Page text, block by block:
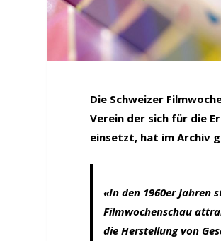
Die Schweizer
Verein der sich für die
einsetzt, hat im Archiv
«In den 1960er Jahren
Filmwochenschau
die Herstellung von